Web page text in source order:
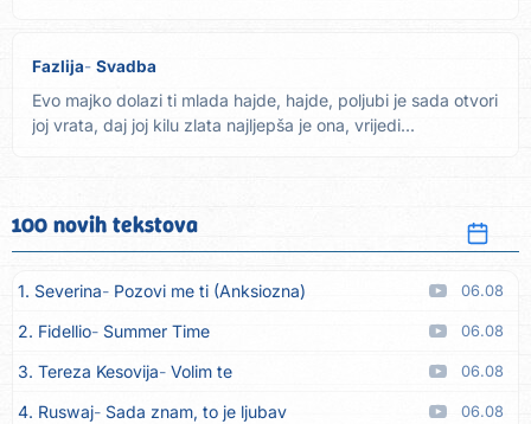
Fazlija Svadba
Evo majko dolazi ti mlada hajde, hajde, poljubi je sada otvori
joj vrata, daj joj kilu zlata najljepša je ona, vrijedi...
100 novih tekstova
1. Severina Pozovi me ti (Anksiozna) 06.08
2. Fidellio Summer Time 06.08
3. Tereza Kesovija Volim te 06.08
4. Ruswaj Sada znam, to je ljubav 06.08